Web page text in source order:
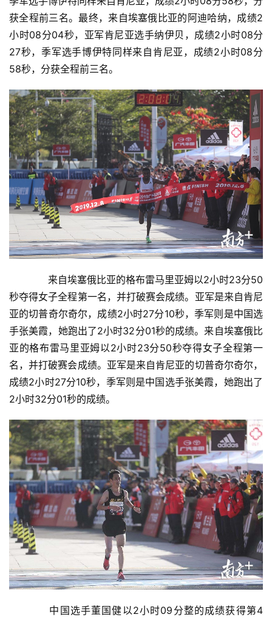
获全程前三名。最终，来自埃塞俄比亚的阿迪哈纳，成绩2
小时08分04秒，亚军肯尼亚选手纳伊贝，成绩2小时08分
27秒，季军选手博伊特同样来自肯尼亚，成绩2小时08分
58秒，分获全程前三名。
来自埃塞俄比亚的格布雷马里亚姆以2小时23分50
秒夺得女子全程第一名，并打破赛会成绩。亚军是来自肯尼
亚的切普奇尔奇尔，成绩2小时27分10秒，季军则是中国选
手张美霞，她跑出了2小时32分01秒的成绩。来自埃塞俄比
亚的格布雷马里亚姆以2小时23分50秒夺得女子全程第一
名，并打破赛会成绩。亚军是来自肯尼亚的切普奇尔奇尔，
成绩2小时27分10秒，季军则是中国选手张美霞，她跑出了
2小时32分01秒的成绩。
中国选手董国健以2小时09分整的成绩获得第4